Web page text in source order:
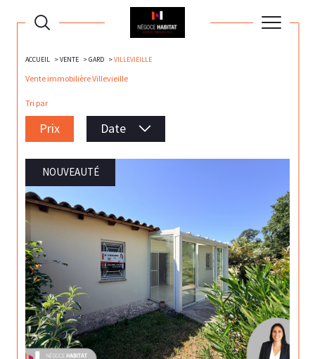
ACCUEIL VENTE GARD VILLEVIEILLE
Vente immobilière Villevieille
Tri par
Prix Date
NOUVEAUTÉ